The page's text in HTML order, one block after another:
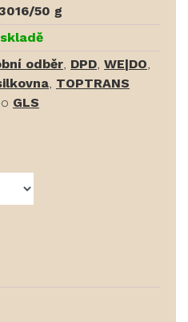
50 g
odběr DPD WE|DO
TOPTRANS
GLS